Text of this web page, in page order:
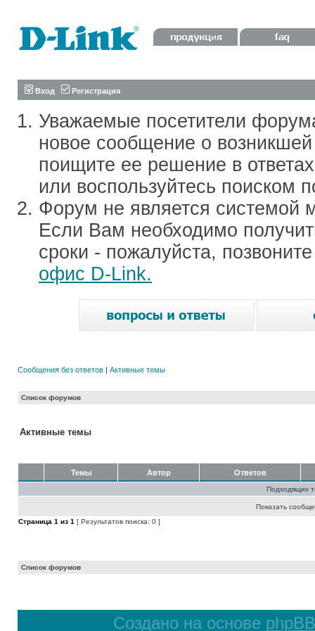
Вход Регистрация
Уважаемые посетители
новое сообщение о
поищите ее решение в
или воспользуйтесь поиском
Форум не является системой
Если Вам необходимо
сроки - пожалуйста,
офис D-Link.
Сообщения без ответов | Активные темы
Список форумов
Активные темы
Темы Автор Ответов
Подходящих
Показать
Страница 1 из 1 [ Результатов поиска: 0 ]
Список форумов
Создано на основе phpBB